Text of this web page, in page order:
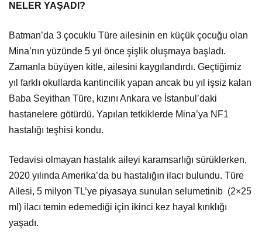
NELER YAŞADI?
Batman’da 3 çocuklu Türe ailesinin en küçük çocuğu olan
Mina’nın yüzünde 5 yıl önce şişlik oluşmaya başladı.
Zamanla büyüyen kitle, ailesini kaygılandırdı. Geçtiğimiz
yıl farklı okullarda kantincilik yapan ancak bu yıl işsiz kalan
Baba Seyithan Türe, kızını Ankara ve İstanbul’daki
hastanelere götürdü. Yapılan tetkiklerde Mina’ya NF1
hastalığı teşhisi kondu.
Tedavisi olmayan hastalık aileyi karamsarlığı sürüklerken,
2020 yılında Amerika’da bu hastalığın ilacı bulundu. Türe
Ailesi, 5 milyon TL’ye piyasaya sunulan selumetinib (2×25
ml) ilacı temin edemediği için ikinci kez hayal kırıklığı
yaşadı.